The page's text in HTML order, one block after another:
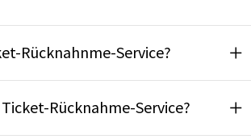
Rücknahnme-Service?
Rücknahme-Service?